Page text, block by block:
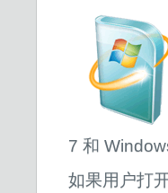
7 和
如果用户打